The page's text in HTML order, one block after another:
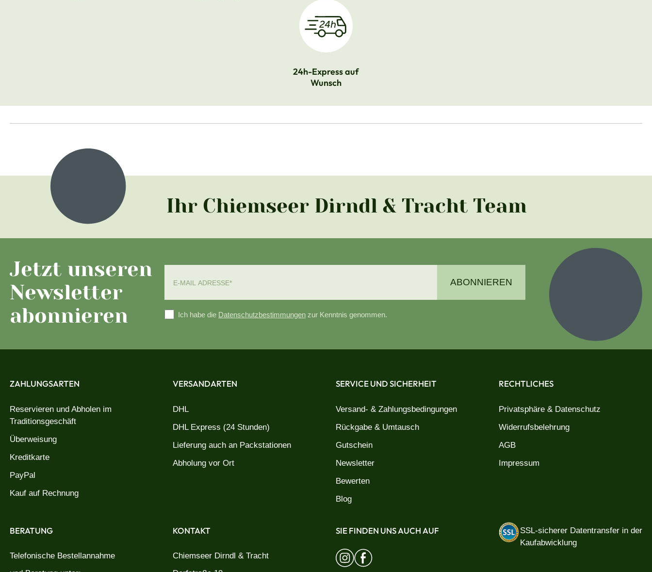
24h-Express auf
Wunsch
Ihr Chiemseer Dirndl & Tracht Team
Jetzt unseren
Newsletter
abonnieren
ABONNIEREN
Ich habe die Datenschutzbestimmungen zur Kenntnis genommen.
ZAHLUNGSARTEN
Reservieren und Abholen im
Traditionsgeschäft
Überweisung
Kreditkarte
PayPal
Kauf auf Rechnung
VERSANDARTEN
DHL
DHL Express (24 Stunden)
Lieferung auch an Packstationen
Abholung vor Ort
SERVICE UND SICHERHEIT
Versand- & Zahlungsbedingungen
Rückgabe & Umtausch
Gutschein
Newsletter
Bewerten
Blog
RECHTLICHES
Privatsphäre & Datenschutz
Widerrufsbelehrung
AGB
Impressum
BERATUNG
Telefonische Bestellannahme
KONTAKT
Chiemseer Dirndl & Tracht
SIE FINDEN UNS AUCH AUF
SSL-sicherer Datentransfer in der
Kaufabwicklung